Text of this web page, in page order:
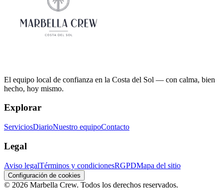
El equipo local de confianza en la Costa del Sol — con calma, bien
hecho, hoy mismo.
Explorar
ServiciosDiarioNuestro equipoContacto
Legal
Aviso legalTérminos y condicionesRGPDMapa del sitio
Configuración de cookies
© 2026 Marbella Crew. Todos los derechos reservados.